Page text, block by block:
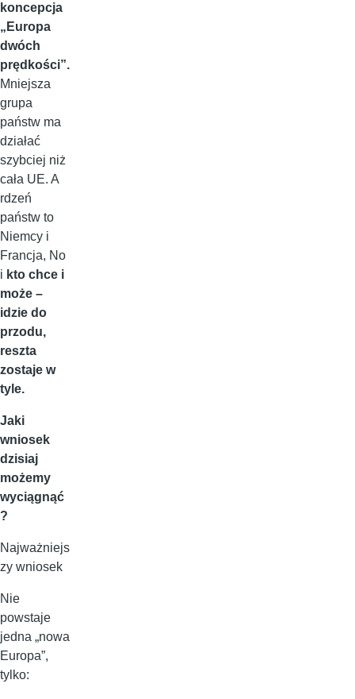
koncepcja
„Europa
dwóch
prędkości”.
Mniejsza
grupa
państw ma
działać
szybciej niż
cała UE. A
rdzeń
państw to
Niemcy i
Francja, No
i kto chce i
może –
idzie do
przodu,
reszta
zostaje w
tyle.
Jaki
wniosek
dzisiaj
możemy
wyciągnąć
?
Najważniejs
zy wniosek
Nie
powstaje
jedna „nowa
Europa”,
tylko: